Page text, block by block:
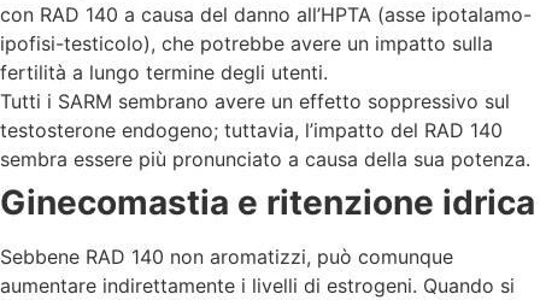
con RAD 140 a causa del danno all’HPTA (asse ipotalamo-
ipofisi-testicolo), che potrebbe avere un impatto sulla
fertilità a lungo termine degli utenti.
Tutti i SARM sembrano avere un effetto soppressivo sul
testosterone endogeno; tuttavia, l’impatto del RAD 140
sembra essere più pronunciato a causa della sua potenza.
Ginecomastia e ritenzione idrica
Sebbene RAD 140 non aromatizzi, può comunque
aumentare indirettamente i livelli di estrogeni. Quando si